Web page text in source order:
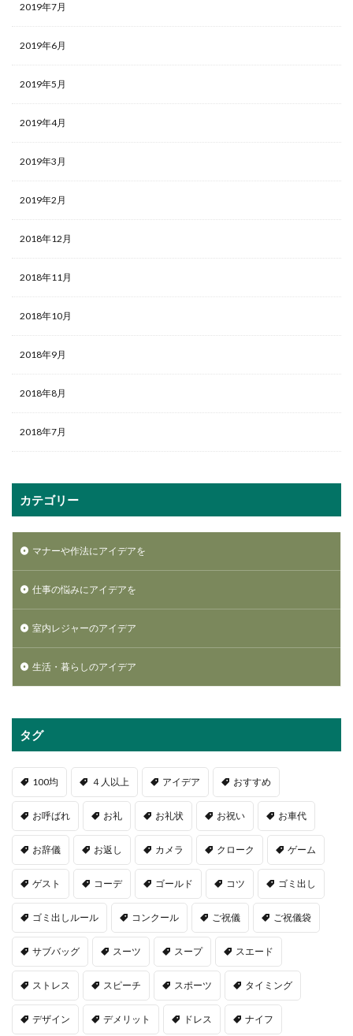
2019年7月
2019年6月
2019年5月
2019年4月
2019年3月
2019年2月
2018年12月
2018年11月
2018年10月
2018年9月
2018年8月
2018年7月
カテゴリー
マナーや作法にアイデアを
仕事の悩みにアイデアを
室内レジャーのアイデア
生活・暮らしのアイデア
タグ
100均 ４人以上 アイデア おすすめ
お呼ばれ お礼 お礼状 お祝い お車代
お辞儀 お返し カメラ クローク ゲーム
ゲスト コーデ ゴールド コツ ゴミ出し
ゴミ出しルール コンクール ご祝儀 ご祝儀袋
サブバッグ スーツ スープ スエード
ストレス スピーチ スポーツ タイミング
デザイン デメリット ドレス ナイフ